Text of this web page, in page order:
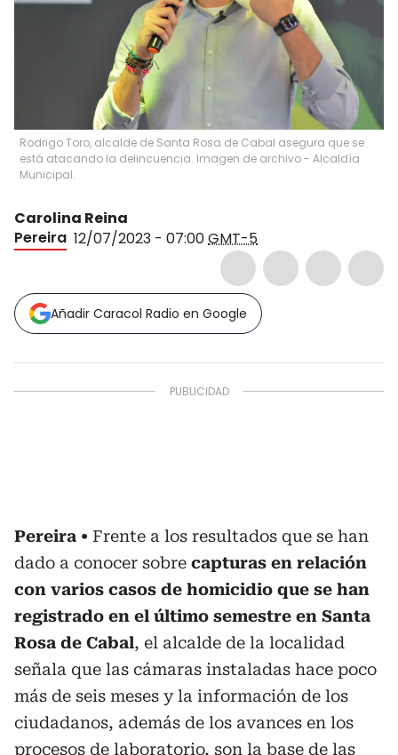
Rodrigo Toro, alcalde de Santa Rosa de Cabal asegura que se
está atacando la delincuencia. Imagen de archivo - Alcaldía
Municipal.
Carolina Reina
Pereira 12/07/2023 - 07:00GMT-5
Añadir Caracol Radio en Google
Pereira
Frente a los resultados que se han
dado a conocer sobre capturas en relación
con varios casos de homicidio que se han
registrado en el último semestre en Santa
Rosa de Cabal, el alcalde de la localidad
señala que las cámaras instaladas hace poco
más de seis meses y la información de los
ciudadanos, además de los avances en los
procesos de laboratorio, son la base de las